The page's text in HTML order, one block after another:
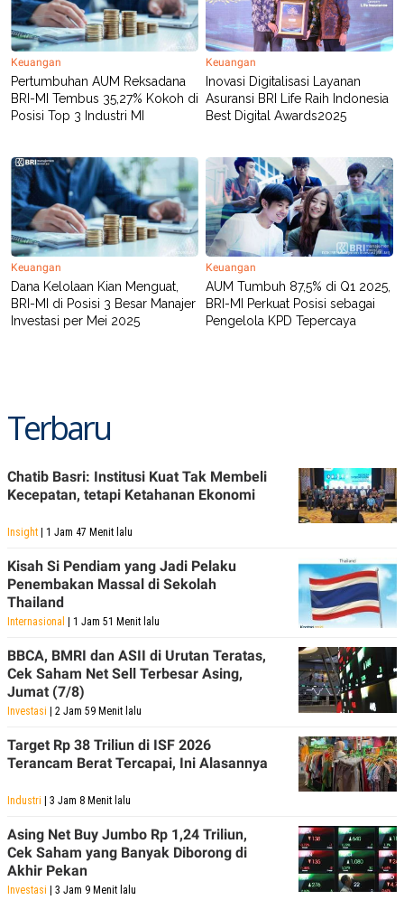
Keuangan
Pertumbuhan AUM Reksadana
BRI-MI Tembus 35,27% Kokoh di
Posisi Top 3 Industri MI
Keuangan
Inovasi Digitalisasi Layanan
Asuransi BRI Life Raih Indonesia
Best Digital Awards2025
Keuangan
Dana Kelolaan Kian Menguat,
BRI-MI di Posisi 3 Besar Manajer
Investasi per Mei 2025
Keuangan
AUM Tumbuh 87,5% di Q1 2025,
BRI-MI Perkuat Posisi sebagai
Pengelola KPD Tepercaya
Terbaru
Chatib Basri: Institusi Kuat Tak Membeli
Kecepatan, tetapi Ketahanan Ekonomi
Insight | 1 Jam 47 Menit lalu
Kisah Si Pendiam yang Jadi Pelaku
Penembakan Massal di Sekolah
Thailand
Internasional | 1 Jam 51 Menit lalu
BBCA, BMRI dan ASII di Urutan Teratas,
Cek Saham Net Sell Terbesar Asing,
Jumat (7/8)
Investasi | 2 Jam 59 Menit lalu
Target Rp 38 Triliun di ISF 2026
Terancam Berat Tercapai, Ini Alasannya
Industri | 3 Jam 8 Menit lalu
Asing Net Buy Jumbo Rp 1,24 Triliun,
Cek Saham yang Banyak Diborong di
Akhir Pekan
Investasi | 3 Jam 9 Menit lalu